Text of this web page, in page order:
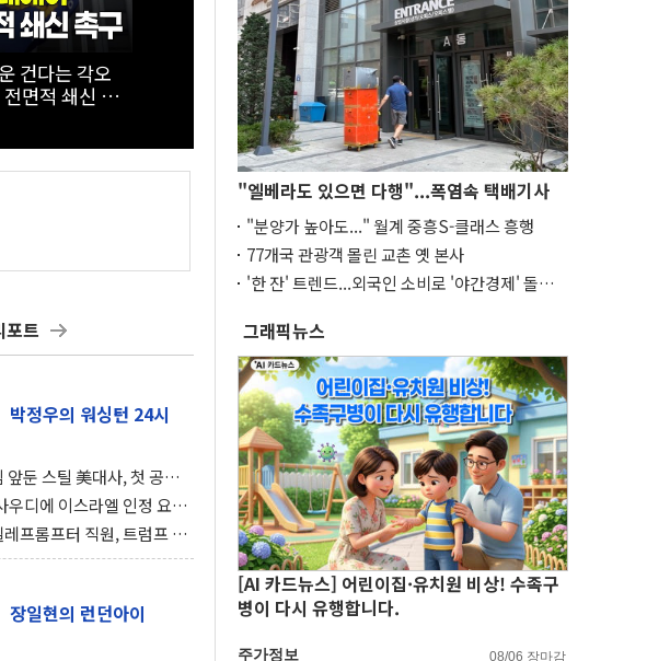
법 안 봤다는
맞나"｜
[실전! 해외주식] 미사일 솔루션 IPO 연기에 밀
린 L3해리스 '이제 매수'
포트
박정우의 워싱턴 24시
앞둔 스틸 美대사, 첫 공개
미동맹 강화 최우선 과제"
우디에 이스라엘 인정 요
협정 서명 하루 만에 좌초
프롬프터 직원, 트럼프 연
고 베팅 시장서 10만달러 챙
장일현의 런던아이
"엘베라도 있으면 다행"...폭염속 택배기사
"분양가 높아도..." 월계 중흥S-클래스 흥행
77개국 관광객 몰린 교촌 옛 본사
'한 잔' 트렌드...외국인 소비로 '야간경제' 돌파
그래픽뉴스
[AI 카드뉴스] 어린이집·유치원 비상! 수족구
병이 다시 유행합니다.